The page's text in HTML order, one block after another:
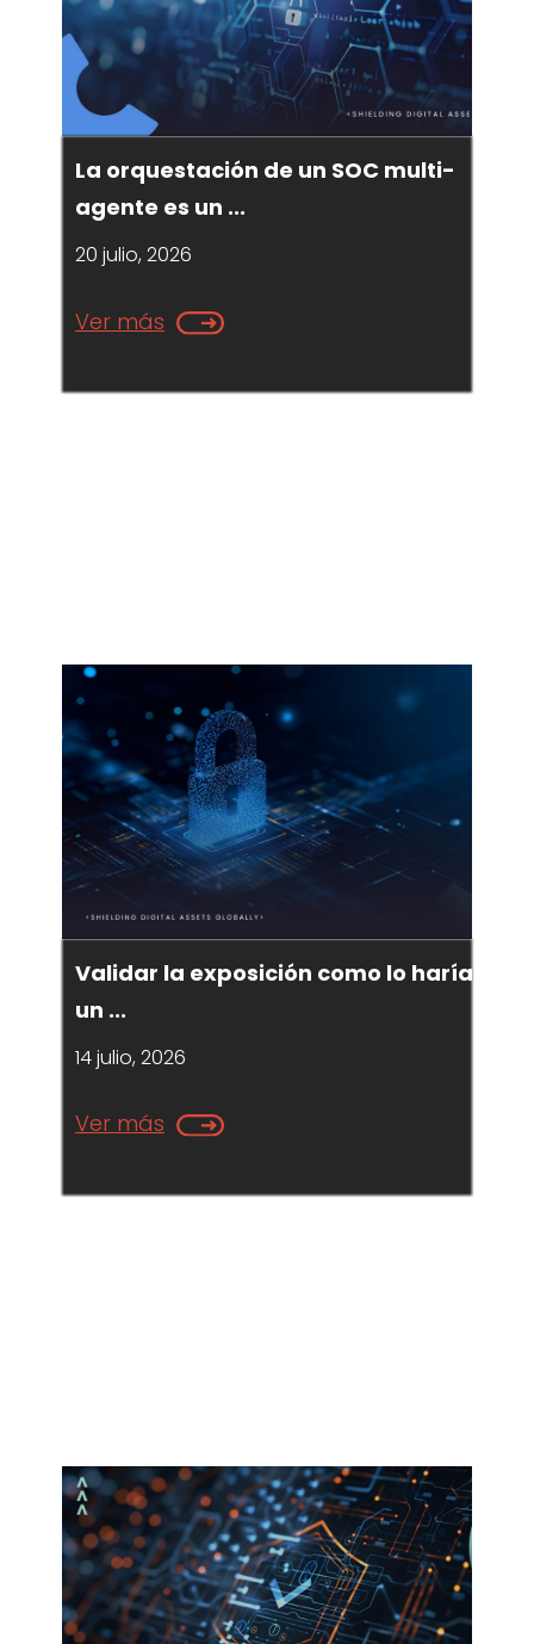
La orquestación de un SOC multi-
agente es un ...
20 julio, 2026
Ver más
Validar la exposición como lo haría
un ...
14 julio, 2026
Ver más